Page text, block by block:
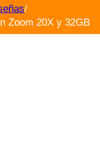
/
Zoom 20X y 32GB